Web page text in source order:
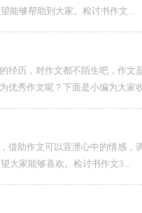
能够帮助到大家。检讨书作文...
经历，对作文都不陌生吧，作文
优秀作文呢？下面是小编为大家
借助作文可以宣泄心中的情感，
大家能够喜欢。检讨书作文3...